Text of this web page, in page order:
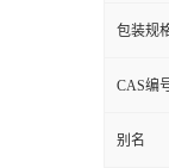
包装规
CAS编
别名